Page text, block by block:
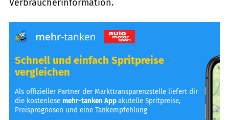
Verbraucherinformation.
Schnell und einfach Spritpreise
vergleichen
Als offizieller Partner der Markttransparenzstelle liefert dir
die kostenlosemehr-tanken Appakutelle Spritpreise,
Preisprognosen und eine Tankempfehlung